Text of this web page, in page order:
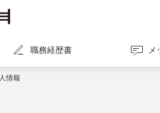
職務経歴書 メ
情報